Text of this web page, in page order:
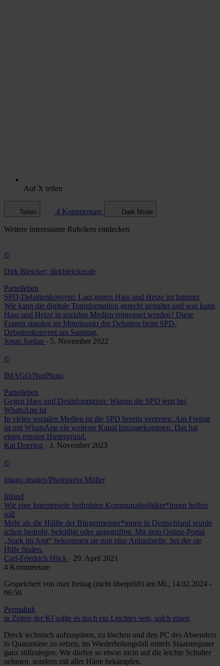
Auf X teilen
Teilen 4 Kommentare Dark Mode
Weitere interessante Rubriken entdecken
©
Dirk Bleicker; dirkbleicker.de
Parteileben
SPD-Debattenkonvent: Laut gegen Hass und Hetze im Internet
Wie kann die digitale Transformation gerecht gestaltet und was kann
Hass und Hetze in sozialen Medien entgegnet werden? Diese
Fragen standen im Mittelpunkt der Debatten beim SPD-
Debattenkonvent am Samstag.
Jonas Jordan · 5. November 2022
©
IMAGO/NurPhoto
Parteileben
Gegen Hass und Desinformation: Warum die SPD jetzt bei
WhatsApp ist
In vielen sozialen Medien ist die SPD bereits vertreten. Am Freitag
ist mit WhatsApp ein weiterer Kanal hinzugekommen. Das hat
einen ernsten Hintergrund.
Kai Doering · 3. November 2023
©
imago images/Photopress Müller
Inland
Wie eine Internetseite bedrohten Kommunalpolitiker*innen helfen
soll
Mehr als die Hälfte der Bürgermeister*innen in Deutschland wurde
schon bedroht, beleidigt oder angegriffen. Mit dem Online-Portal
„Stark im Amt“ bekommen sie nun eine Anlaufstelle, bei der sie
Hilfe finden.
Carl-Friedrich Höck · 29. April 2021
4 Kommentare
Gespeichert von max freitag (nicht überprüft) am Mi., 14.02.2024 -
06:50
Permalink
in Zeiten der KI sollte es doch ein Leichtes sein, solch einen
Dreck technisch aufzuspüren, zu löschen und den PC des Absenders
in Quarantäne zu setzen, im Wiederholungsfall mittels Staatstrojaner
ganz stillzulegen. Wir dürfen so etwas nicht auf die leichte Schulter
nehmen, sondern mit aller Härte bekämpfen.